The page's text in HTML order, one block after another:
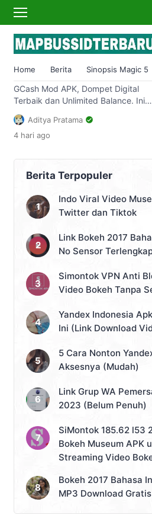
Home Berita Sinopsis Magic 5
gcash mod apk
GCash Mod APK v5.65.1
Terbaru
GCash Mod APK, Dompet Digital
Terbaik dan Unlimited Balance. Ini
adalah aplikasi keuangan
yang membawa kebebasan
ujung jari kamu. Namun, sebelum
dalam tentang apa itu GCash Mod.
Memiliki dompet digital adalah
kebutuhan di era digital ini. Namun,
tidak semua dompet digital
sama. GCash Mod, dengan […]
Aditya Pratama
4 hari ago
Berita Terpopuler
Indo Viral Video
Twitter dan Tiktok
Link Bokeh 2017
No Sensor
Simontok VPN Anti
Video Bokeh Tanpa
Yandex Indonesia
Ini (Link Download
5 Cara Nonton
Aksesnya (Mudah)
Link Grup WA
2023 (Belum Penuh)
SiMontok 185.62 l53
Bokeh Museum APK
Streaming Video
Bokeh 2017 Bahasa
MP3 Download